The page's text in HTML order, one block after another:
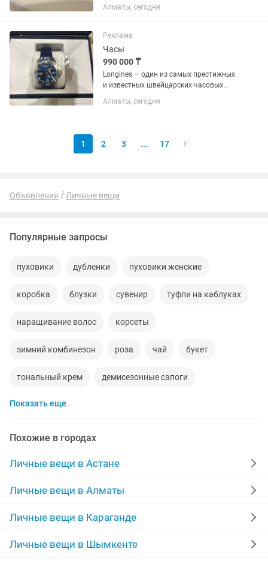
brown, цвет шампань, белое золото. Все
документы имеются. Классный
сердца. Продаю срочно, торг...
Алматы, сегодня
Реклама
Часы
990 000 ₸
Longines — один из самых престижных
и известных швейцарских часовых
Отличное соотношение цены и
Алматы, сегодня
1 2 3 ... 17
Объявления Личные вещи
Популярные запросы
пуховики дубленки пуховики женские
коробка блузки сувенир туфли на каблуках
наращивание волос корсеты
зимний комбинезон роза чай букет
тональный крем демисезонные сапоги
платформа
новые вещи кофточка
замшевые туфли ночью
лоферы тату портреты
французский
Показать еще
Похожие в городах
Личные вещи в Астане
Личные вещи в Алматы
Личные вещи в Караганде
Личные вещи в Шымкенте